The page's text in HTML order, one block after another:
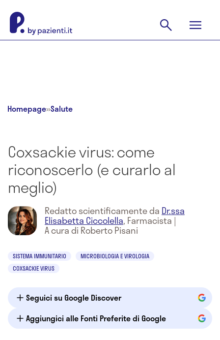
Homepage»Salute
Coxsackie virus: come
riconoscerlo (e curarlo al
meglio)
Redatto scientificamente da Dr.ssa
Elisabetta Ciccolella, Farmacista |
A cura di Roberto Pisani
SISTEMA IMMUNITARIO
MICROBIOLOGIA E VIROLOGIA
COXSACKIE VIRUS
Seguici su Google Discover
Aggiungici alle Fonti Preferite di Google